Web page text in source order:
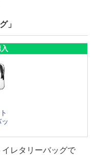
」
レタリーバッグで